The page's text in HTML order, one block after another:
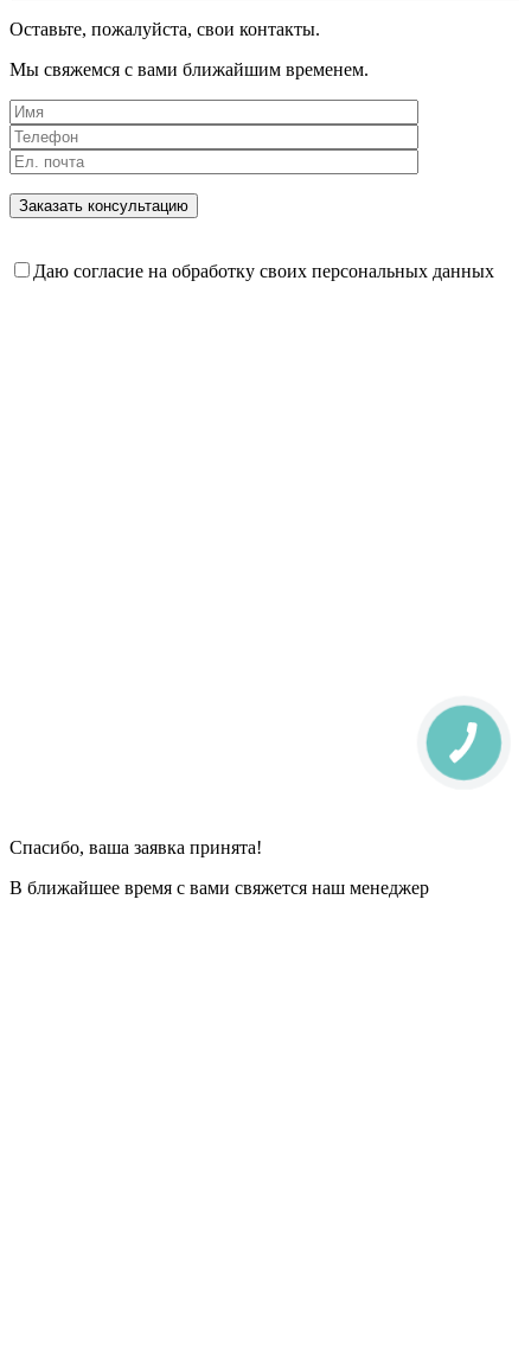
Оставьте, пожалуйста, свои контакты.
Мы свяжемся с вами ближайшим временем.
Даю согласие на обработку своих персональных данных
Спасибо, ваша заявка принята!
В ближайшее время с вами свяжется наш менеджер